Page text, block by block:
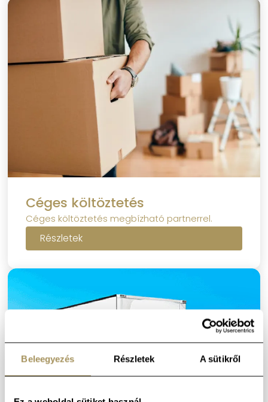
Beleegyezés Részletek A sütikről
Céges költöztetés
Céges költöztetés megbízható partnerrel.
Részletek